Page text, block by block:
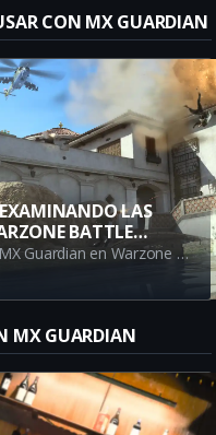
CON MX GUARDIAN
LAS
BATTLE
Descubre las mejores alternativas al MX Guardian en Warzone Battle Royale. Este artículo proporciona información sobre las mejores armas y cómo pueden cambiar el meta de tu juego.
MX GUARDIAN